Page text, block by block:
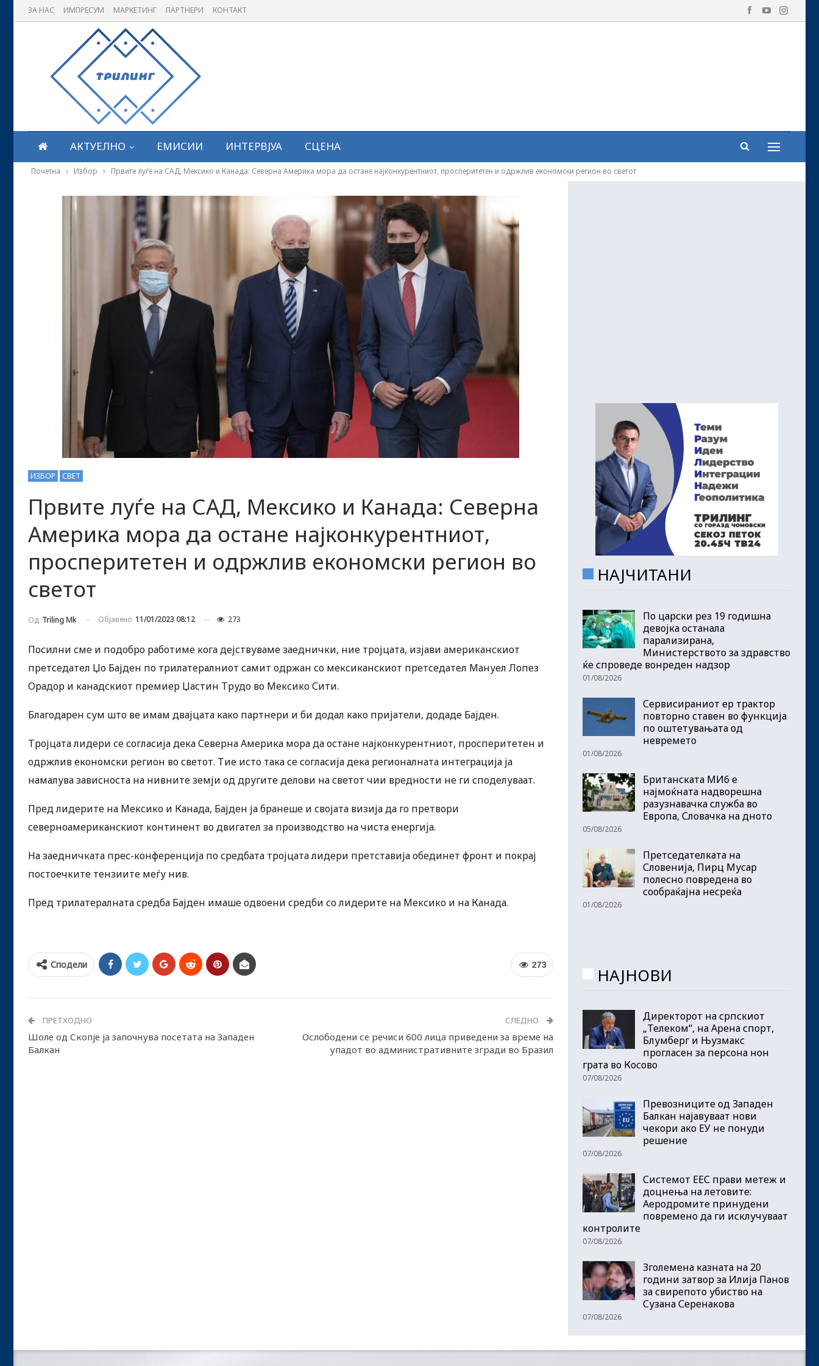
ЗА НАС ИМПРЕСУМ МАРКЕТИНГ ПАРТНЕРИ КОНТАКТ
АКТУЕЛНО ЕМИСИИ ИНТЕРВЈУА СЦЕНА
Почетна Избор Првите луѓе на САД, Мексико и Канада: Северна Америка мора да остане најконкурентниот, просперитетен и одржлив економски регион во светот
ИЗБОР СВЕТ
Првите луѓе на САД, Мексико и Канада: Северна
Америка мора да остане најконкурентниот,
просперитетен и одржлив економски регион во
светот
Од Triling Mk Објавено 11/01/2023 08:12 273
Посилни сме и подобро работиме кога дејствуваме заеднички, ние тројцата, изјави американскиот
претседател Џо Бајден по трилатералниот самит одржан со мексиканскиот претседател Мануел Лопез
Орадор и канадскиот премиер Џастин Трудо во Мексико Сити.
Благодарен сум што ве имам двајцата како партнери и би додал како пријатели, додаде Бајден.
Тројцата лидери се согласија дека Северна Америка мора да остане најконкурентниот, просперитетен и
одржлив економски регион во светот. Тие исто така се согласија дека регионалната интеграција ја
намалува зависноста на нивните земји од другите делови на светот чии вредности не ги споделуваат.
Пред лидерите на Мексико и Канада, Бајден ја бранеше и својата визија да го претвори
северноамериканскиот континент во двигател за производство на чиста енергија.
На заедничката прес-конференција по средбата тројцата лидери претставија обединет фронт и покрај
постоечките тензиите меѓу нив.
Пред трилатералната средба Бајден имаше одвоени средби со лидерите на Мексико и на Канада.
273
Сподели
ПРЕТХОДНО
Шоле од Скопје ја започнува посетата на Западен
Балкан
СЛЕДНО
Ослободени се речиси 600 лица приведени за време на
упадот во административните згради во Бразил
НАЈЧИТАНИ
По царски рез 19 годишна
девојка останала
парализирана,
Министерството за здравство
ќе спроведе вонреден надзор
01/08/2026
Сервисираниот ер трактор
повторно ставен во функција
по оштетувањата од
невремето
01/08/2026
Британската МИ6 е
најмоќната надворешна
разузнавачка служба во
Европа, Словачка на дното
05/08/2026
Претседателката на
Словенија, Пирц Мусар
полесно повредена во
сообраќајна несреќа
01/08/2026
НАЈНОВИ
Директорот на српскиот
„Телеком“, на Арена спорт,
Блумберг и Њузмакс
прогласен за персона нон
грата во Косово
07/08/2026
Превозниците од Западен
Балкан најавуваат нови
чекори ако ЕУ не понуди
решение
07/08/2026
Системот ЕЕС прави метеж и
доцнења на летовите:
Аеродромите принудени
повремено да ги исклучуваат
контролите
07/08/2026
Зголемена казната на 20
години затвор за Илија Панов
за свирепото убиство на
Сузана Серенакова
07/08/2026